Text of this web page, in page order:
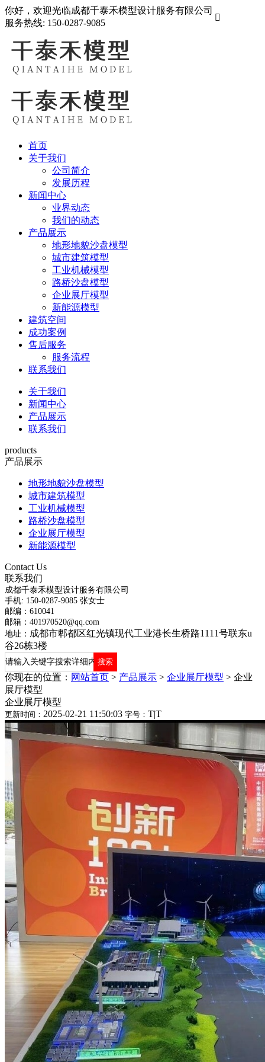
你好，欢迎光临成都千泰禾模型设计服务有限公司
服务热线: 150-0287-9085

首页
关于我们
公司简介
发展历程
新闻中心
业界动态
我们的动态
产品展示
地形地貌沙盘模型
城市建筑模型
工业机械模型
路桥沙盘模型
企业展厅模型
新能源模型
建筑空间
成功案例
售后服务
服务流程
联系我们
关于我们
新闻中心
产品展示
联系我们
products
产品展示
地形地貌沙盘模型
城市建筑模型
工业机械模型
路桥沙盘模型
企业展厅模型
新能源模型
Contact Us
联系我们
成都千泰禾模型设计服务有限公司
手机: 150-0287-9085 张女士
邮编：610041
邮箱：401970520@qq.com
地址： 成都市郫都区红光镇现代工业港长生桥路1111号联东u
谷26栋3楼
你现在的位置： 网站首页 > 产品展示 > 企业展厅模型 > 企业
展厅模型
企业展厅模型
更新时间： 2025-02-21 11:50:03 字号： T|T